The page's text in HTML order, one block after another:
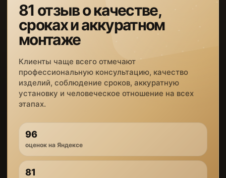
81 отзыв о качестве,
сроках и аккуратном
монтаже
Клиенты чаще всего отмечают
профессиональную консультацию, качество
изделий, соблюдение сроков, аккуратную
установку и человеческое отношение на всех
этапах.
96
оценок на Яндексе
81